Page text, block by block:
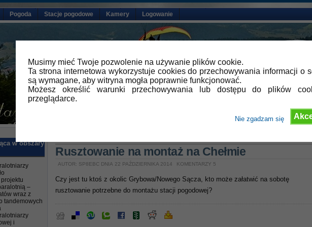
Musimy mieć Twoje pozwolenie na używanie plików cookie.
Ta strona internetowa wykorzystuje cookies do przechowywania informacji o
są wymagane, aby witryna mogła poprawnie funkcjonować.
Możesz określić warunki przechowywania lub dostępu do plików
przeglądarce.
Nie zgadzam się
Pogoda Stacje pogodowe Kamery Logowanie
w obszary
–
wraz z
tandemowych
i
Rusztowanie na montaż na Chełmie
AUTOR: SP8EBC DNIA 22 PAŹDZIERNIKA 2014 KOMENTARZY 5
Czy jest tu ktoś z okolic Grybowa/Nowego Sącza, kto może załatwić na sobotę
rusztowanie potrzebne do montażu stacji pogodowej?